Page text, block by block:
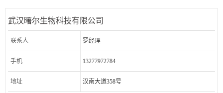
武汉曙尔生物科技有限公司
联系人 罗经理
手机 13277972784
地址 汉南大道358号